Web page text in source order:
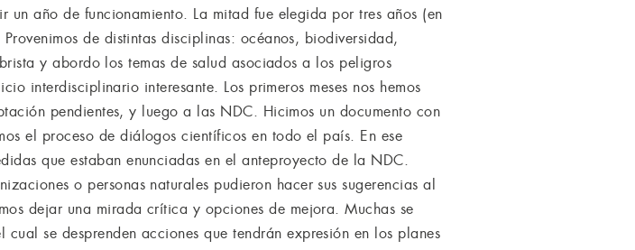
año de funcionamiento. La mitad fue elegida por tres años (en
de distintas disciplinas: océanos, biodiversidad,
y abordo los temas de salud asociados a los peligros
interdisciplinario interesante. Los primeros meses nos hemos
pendientes, y luego a las NDC. Hicimos un documento con
el proceso de diálogos científicos en todo el país. En ese
que estaban enunciadas en el anteproyecto de la NDC.
o personas naturales pudieron hacer sus sugerencias al
dejar una mirada crítica y opciones de mejora. Muchas se
se desprenden acciones que tendrán expresión en los planes